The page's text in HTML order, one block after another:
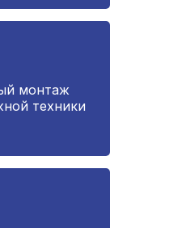
монтаж
техники